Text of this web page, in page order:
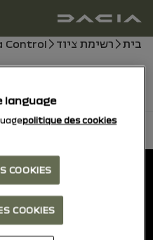
מדריך למשתמש
נתיב ניווט
בית רשימת ציוד Control
סרטונים יגיעו בקרוב,
language
politique des cookies.
COOKIES
COOKIES